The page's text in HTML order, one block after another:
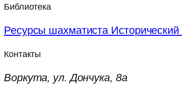
Библиотека
Ресурсы шахматиста Исторический
Контакты
Воркута, ул. Дончука, 8а